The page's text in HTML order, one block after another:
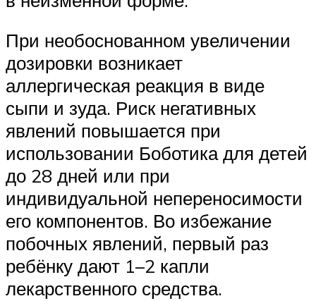
При необоснованном увеличении
дозировки возникает
аллергическая реакция в виде
сыпи и зуда. Риск негативных
явлений повышается при
использовании Боботика для детей
до 28 дней или при
индивидуальной непереносимости
его компонентов. Во избежание
побочных явлений, первый раз
ребёнку дают 1–2 капли
лекарственного средства.